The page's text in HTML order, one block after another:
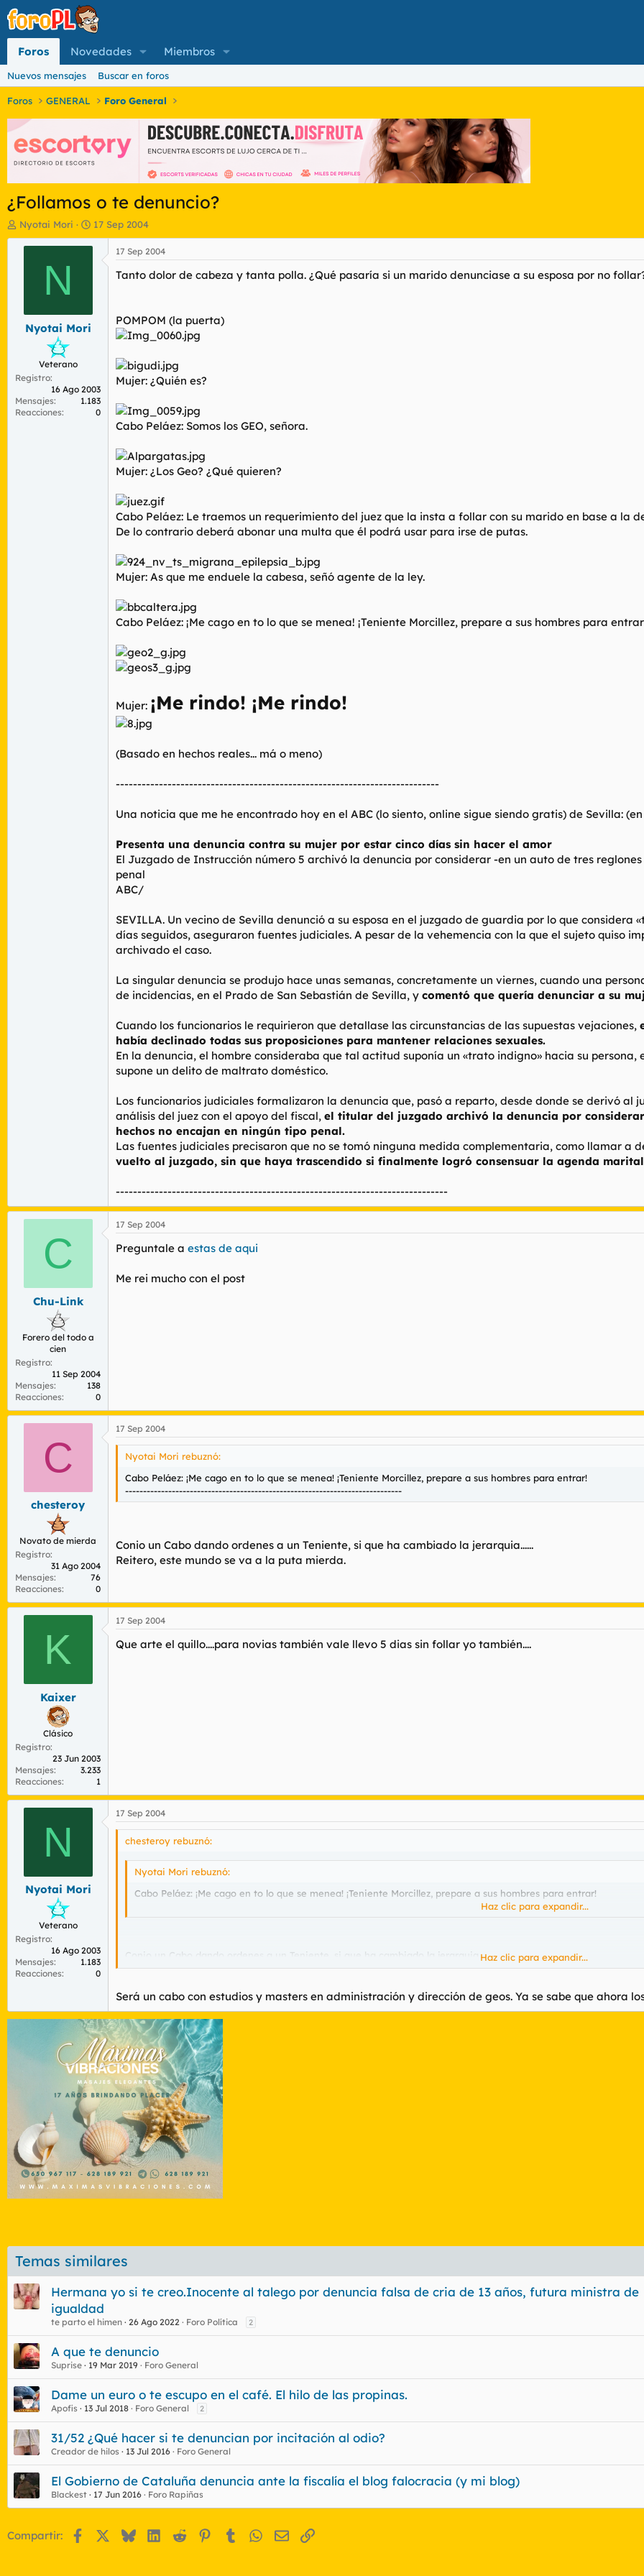
Foros Novedades Miembros
Nuevos mensajes Buscar en foros
Foros GENERAL Foro General
¿Follamos o te denuncio?
I
n
o
t
m
a
Nyotai Mori
F
e
17 Sep 2004
N
Nyotai Mori
Veterano
Registro
16 Ago 2003
Mensajes
1.183
Reacciones
0
17 Sep 2004
Tanto dolor de cabeza y tanta polla. ¿Qué pasaría si un marido denunciase a su esposa por no
POMPOM (la puerta)
Mujer: ¿Quién es?
Cabo Peláez: Somos los GEO, señora.
Mujer: ¿Los Geo? ¿Qué quieren?
Cabo Peláez: Le traemos un requerimiento del juez que la insta a follar con su marido en base a la
De lo contrario deberá abonar una multa que él podrá usar para irse de putas.
Mujer: As que me enduele la cabesa, señó agente de la ley.
Cabo Peláez: ¡Me cago en to lo que se menea! ¡Teniente Morcillez, prepare a sus hombres para
Mujer: ¡Me rindo! ¡Me rindo!
(Basado en hechos reales... má o meno)
---------------------------------------------------------------------------
Una noticia que me he encontrado hoy en el ABC (lo siento, online sigue siendo gratis) de Sevilla:
Presenta una denuncia contra su mujer por estar cinco días sin hacer el amor
El Juzgado de Instrucción número 5 archivó la denuncia por considerar -en un auto de tres
penal
ABC/
SEVILLA. Un vecino de Sevilla denunció a su esposa en el juzgado de guardia por lo que
días seguidos, aseguraron fuentes judiciales. A pesar de la vehemencia con la que el sujeto quiso
archivado el caso.
La singular denuncia se produjo hace unas semanas, concretamente un viernes, cuando una
de incidencias, en el Prado de San Sebastián de Sevilla, y comentó que quería denunciar a su
Cuando los funcionarios le requirieron que detallase las circunstancias de las supuestas vejaciones,
había declinado todas sus proposiciones para mantener relaciones sexuales.
En la denuncia, el hombre consideraba que tal actitud suponía un «trato indigno» hacia su
supone un delito de maltrato doméstico.
Los funcionarios judiciales formalizaron la denuncia que, pasó a reparto, desde donde se derivó al
análisis del juez con el apoyo del fiscal, el titular del juzgado archivó la denuncia por
hechos no encajan en ningún tipo penal.
Las fuentes judiciales precisaron que no se tomó ninguna medida complementaria, como llamar a
vuelto al juzgado, sin que haya trascendido si finalmente logró consensuar la agenda marital
-----------------------------------------------------------------------------
C
Chu-Link
Forero del todo a
cien
Registro
11 Sep 2004
Mensajes
138
Reacciones
0
17 Sep 2004
Preguntale a estas de aqui
Me rei mucho con el post
C
chesteroy
Novato de mierda
Registro
31 Ago 2004
Mensajes
76
Reacciones
0
17 Sep 2004
Nyotai Mori rebuznó:
Cabo Peláez: ¡Me cago en to lo que se menea! ¡Teniente Morcillez, prepare a sus hombres para entrar!
-----------------------------------------------------------------------------
Conio un Cabo dando ordenes a un Teniente, si que ha cambiado la jerarquia......
Reitero, este mundo se va a la puta mierda.
K
Kaixer
Clásico
Registro
23 Jun 2003
Mensajes
3.233
Reacciones
1
17 Sep 2004
Que arte el quillo....para novias también vale llevo 5 dias sin follar yo también....
N
Nyotai Mori
Veterano
Registro
16 Ago 2003
Mensajes
1.183
Reacciones
0
17 Sep 2004
chesteroy rebuznó:
Nyotai Mori rebuznó:
Cabo Peláez: ¡Me cago en to lo que se menea! ¡Teniente Morcillez, prepare a sus hombres para entrar!
Haz clic para expandir...
Conio un Cabo dando ordenes a un Teniente, si que ha cambiado la jerarquia......
Reitero, este mundo se va a la puta mierda.
Haz clic para expandir...
Será un cabo con estudios y masters en administración y dirección de geos. Ya se sabe que ahora
Temas similares
Hermana yo si te creo.Inocente al talego por denuncia falsa de cria de 13 años, futura ministra de
igualdad
te parto el himen 26 Ago 2022 Foro Política 2
A que te denuncio
Suprise 19 Mar 2019 Foro General
Dame un euro o te escupo en el café. El hilo de las propinas.
Apofis 13 Jul 2018 Foro General 2
31/52 ¿Qué hacer si te denuncian por incitación al odio?
Creador de hilos 13 Jul 2016 Foro General
El Gobierno de Cataluña denuncia ante la fiscalía el blog falocracia (y mi blog)
Blackest 17 Jun 2016 Foro Rapiñas
Compartir: FacebookBlueskyLinkedIn
Reddit Pinterest
Tumblr WhatsApp
EmailEnlace